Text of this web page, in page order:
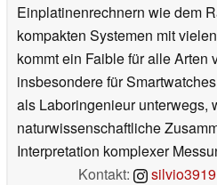
Einplatinenrechnern wie dem
kompakten Systemen mit
kommt ein Faible für alle Arten
insbesondere für
als Laboringenieur unterwegs,
naturwissenschaftliche
Interpretation komplexer
Kontakt: